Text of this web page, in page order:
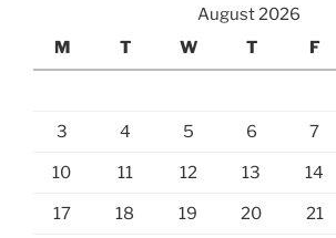
August 2026
M
T W T F
3 4 5 6 7
10 11 12 13 14
17 18 19 20 21